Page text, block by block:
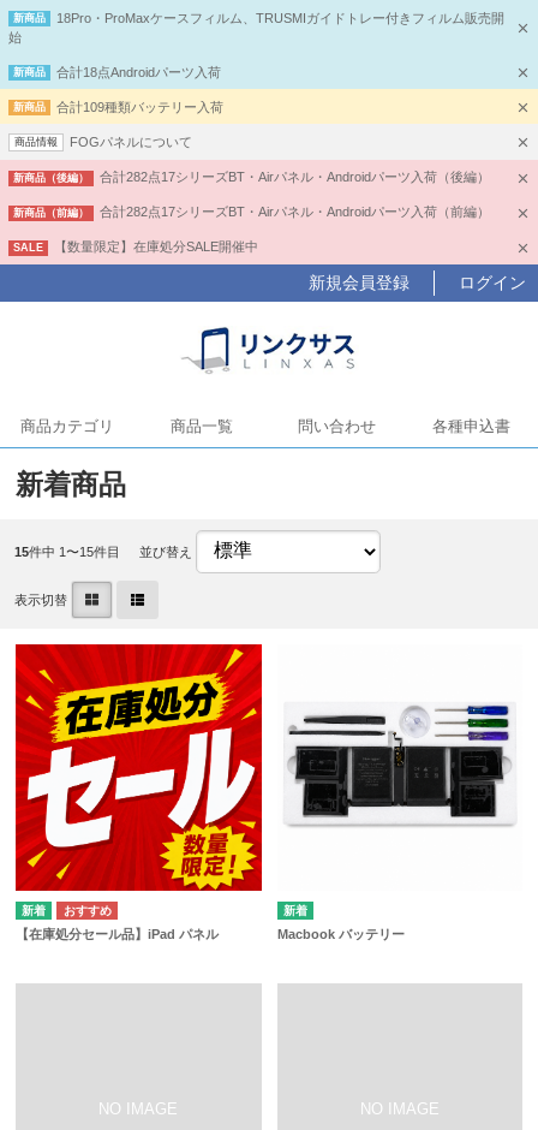
新商品
18Pro・ProMaxケースフィルム、TRUSMIガイドトレー付きフィルム販売開
始
新商品 合計18点Androidパーツ入荷
新商品 合計109種類バッテリー入荷
商品情報 FOGパネルについて
新商品（後編） 合計282点17シリーズBT・Airパネル・Androidパーツ入荷（後編）
新商品（前編） 合計282点17シリーズBT・Airパネル・Androidパーツ入荷（前編）
SALE 【数量限定】在庫処分SALE開催中
新規会員登録 ログイン
商品カテゴリ 商品一覧 問い合わせ 各種申込書
新着商品
15件中 1〜15件目 並び替え
表示切替
【在庫処分セール品】iPad パネル Macbook バッテリー